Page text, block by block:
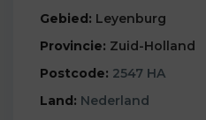
Gebied: Leyenburg
Provincie: Zuid-Holland
Postcode: 2547 HA
Land: Nederland